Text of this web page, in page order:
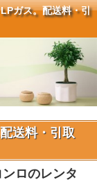
ガス。配送料・引
送料・引取
ンロのレンタ